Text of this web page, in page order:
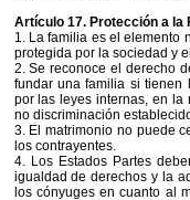
Artículo 17. Protección a la
1. La familia es el elemento
protegida por la sociedad y
2. Se reconoce el derecho
fundar una familia si
por las leyes internas, en
no discriminación
3. El matrimonio no puede
los contrayentes.
4. Los Estados Partes
igualdad de derechos y la
los cónyuges en cuanto al